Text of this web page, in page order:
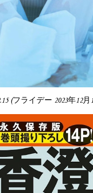
(フライデー 2023年12